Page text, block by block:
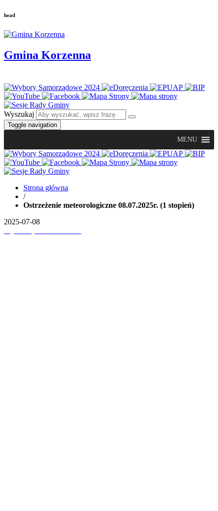
head
Gmina Korzenna
Wyszukaj
Toggle navigation
MENU
Strona główna
/
Ostrzeżenie meteorologiczne 08.07.2025r. (1 stopień)
2025-07-08